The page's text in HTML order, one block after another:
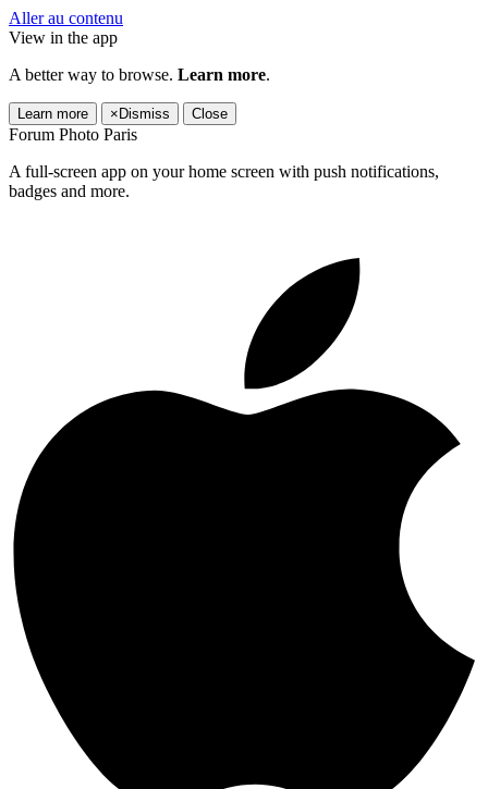
Aller au contenu
View in the app
A better way to browse. Learn more.
Learn more × Dismiss Close
Forum Photo Paris
A full-screen app on your home screen with push notifications,
badges and more.